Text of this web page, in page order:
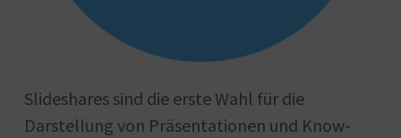
Slideshares sind die erste Wahl für die
Darstellung von Präsentationen und Know-